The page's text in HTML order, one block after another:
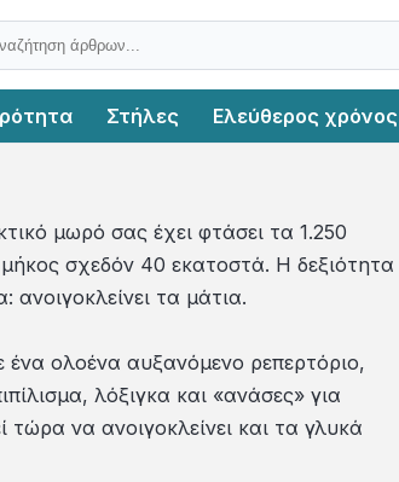
Στήλες Ελεύθερος χρόνος
μωρό σας έχει φτάσει τα 1.250
σχεδόν 40 εκατοστά. Η δεξιότητα
τα μάτια.
ολοένα αυξανόμενο ρεπερτόριο,
λόξιγκα και «ανάσες» για
να ανοιγοκλείνει και τα γλυκά